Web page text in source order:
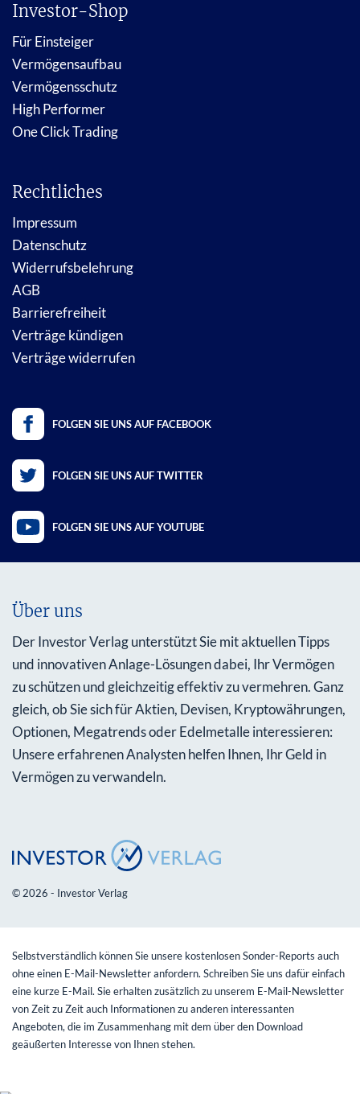
Investor-Shop
Für Einsteiger
Vermögensaufbau
Vermögensschutz
High Performer
One Click Trading
Rechtliches
Impressum
Datenschutz
Widerrufsbelehrung
AGB
Barrierefreiheit
Verträge kündigen
Verträge widerrufen
FOLGEN SIE UNS AUF FACEBOOK
FOLGEN SIE UNS AUF TWITTER
FOLGEN SIE UNS AUF YOUTUBE
Über uns
Der Investor Verlag unterstützt Sie mit aktuellen Tipps
und innovativen Anlage-Lösungen dabei, Ihr Vermögen
zu schützen und gleichzeitig effektiv zu vermehren. Ganz
gleich, ob Sie sich für Aktien, Devisen, Kryptowährungen,
Optionen, Megatrends oder Edelmetalle interessieren:
Unsere erfahrenen Analysten helfen Ihnen, Ihr Geld in
Vermögen zu verwandeln.
© 2026 - Investor Verlag
Selbstverständlich können Sie unsere kostenlosen Sonder-Reports auch
ohne einen E-Mail-Newsletter anfordern. Schreiben Sie uns dafür einfach
eine kurze E-Mail. Sie erhalten zusätzlich zu unserem E-Mail-Newsletter
von Zeit zu Zeit auch Informationen zu anderen interessanten
Angeboten, die im Zusammenhang mit dem über den Download
geäußerten Interesse von Ihnen stehen.